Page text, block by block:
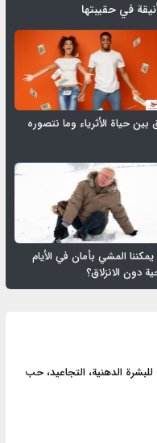
في حقيبتها
بين حياة الأثرياء وما نتصوره
المشي بأمان في الأيام
دون الانزلاق؟
للبشرة الدهنية، التجاعيد، حب